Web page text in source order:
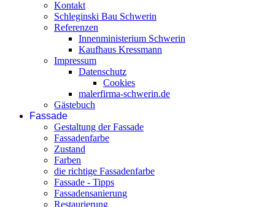
Kontakt
Schleginski Bau Schwerin
Referenzen
Innenministerium Schwerin
Kaufhaus Kressmann
Impressum
Datenschutz
Cookies
malerfirma-schwerin.de
Gästebuch
Fassade
Gestaltung der Fassade
Fassadenfarbe
Zustand
Farben
die richtige Fassadenfarbe
Fassade - Tipps
Fassadensanierung
Restaurierung